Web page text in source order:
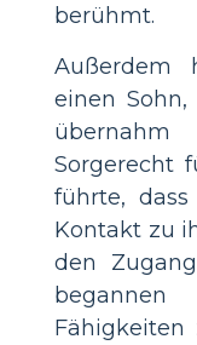
berühmt.
Außerdem
einen
übernahm
Sorgerecht
führte,
Kontakt zu
den